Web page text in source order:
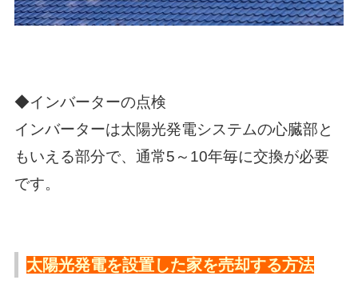
◆インバーターの点検
インバーターは太陽光発電システムの心臓部と
もいえる部分で、通常5～10年毎に交換が必要
です。
太陽光発電を設置した家を売却する方法